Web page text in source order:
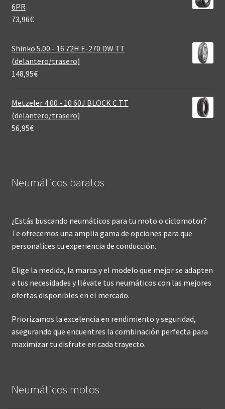
6PR
73,96€
Shinko 5.00 - 16 72H E-270 DW TT
(delantero/trasero)
148,95€
Metzeler 4.00 - 10 60J BLOCK C TT
(delantero/trasero)
56,95€
Neumáticos baratos
¿Estás buscando neumáticos para tu moto o ciclomotor?
Te ofrecemos una amplia gama de opciones para que
personalices tu experiencia de conducción.
Elige la medida, la marca y el modelo que mejor se adapten
a tus necesidades y llévate tus neumáticos con las mejores
ofertas disponibles en el mercado.
Priorizamos la excelencia en rendimiento y seguridad,
asegurando que encuentres la combinación perfecta para
maximizar tu disfrute en cada trayecto.
Neumáticos motos